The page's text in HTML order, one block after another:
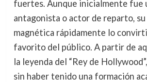
fuertes. Aunque inicialmente fue
antagonista o actor de reparto,
magnética rápidamente lo
favorito del público. A partir de
la leyenda del “Rey de
sin haber tenido una formación